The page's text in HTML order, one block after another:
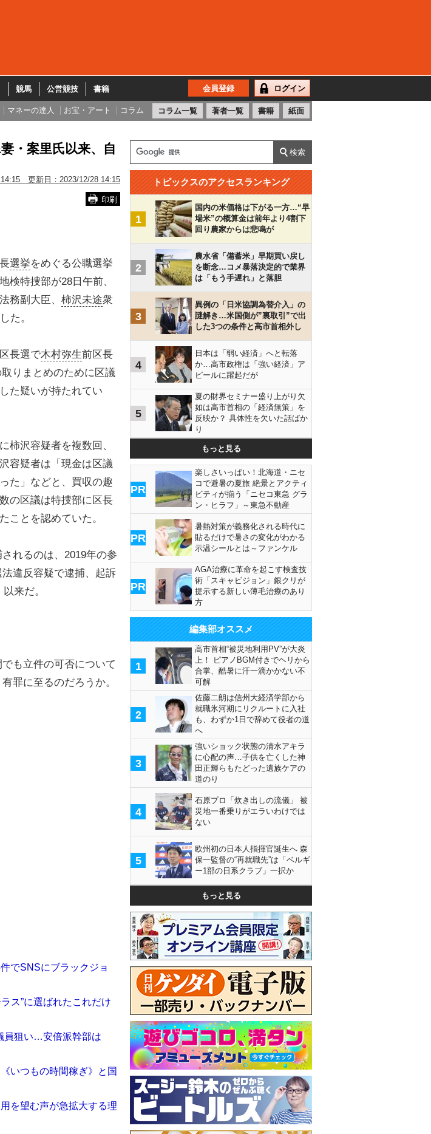
競馬 公営競技 書籍 会員登録 ログイン
マネーの達人 お宝・アート コラム コラム一覧 著者一覧 書籍 紙面
・案里氏以来、自
更新日： 2023/12/28 14:15
印刷
選挙をめぐる公職選挙
検特捜部が28日午前、
務副大臣、 柿沢未途衆
た。
長選で木村弥生前区長
取りまとめのために区議
た疑いが持たれてい
柿沢容疑者を複数回、
容疑者は「現金は区議
た」などと、買収の趣
の区議は特捜部に区長
ことを認めていた。
れるのは、2019年の参
違反容疑で逮捕、起訴
来だ。
も立件の可否について
罪に至るのだろうか。
でSNSにブラックジョ
ス”に選ばれたこれだけ
員狙い…安倍派幹部は
いつもの時間稼ぎ》と国
を望む声が急拡大する理
トピックスのアクセスランキング
1
国内の米価格は下がる一方…“早
場米”の概算金は前年より4割下
回り農家からは悲鳴が
2
農水省「備蓄米」早期買い戻し
を断念…コメ暴落決定的で業界
は「もう手遅れ」と落胆
3
異例の「日米協調為替介入」の
謎解き…米国側が”裏取引”で出
した3つの条件と高市首相外し
4
日本は「弱い経済」へと転落
か…高市政権は「強い経済」ア
ピールに躍起だが
5
夏の財界セミナー盛り上がり欠
如は高市首相の「経済無策」を
反映か？ 具体性を欠いた話ばか
り
もっと見る
PR
楽しさいっぱい！北海道・ニセ
コで避暑の夏旅 絶景とアクティ
ビティが揃う「ニセコ東急 グラ
ン・ヒラフ」～東急不動産
PR
暑熱対策が義務化される時代に
貼るだけで暑さの変化がわかる
示温シールとは～ファンケル
PR
AGA治療に革命を起こす検査技
術「スキャビジョン」銀クリが
提示する新しい薄毛治療のあり
方
編集部オススメ
1
高市首相“被災地利用PV”が大炎
上！ ピアノBGM付きでヘリから
合掌、酷暑に汗一滴かかない不
可解
2
佐藤二朗は信州大経済学部から
就職氷河期にリクルートに入社
も、わずか1日で辞めて役者の道
へ
3
強いショック状態の清水アキラ
に心配の声…子供を亡くした神
田正輝らもたどった遺族ケアの
道のり
4
石原プロ「炊き出しの流儀」 被
災地一番乗りがエラいわけでは
ない
5
欧州初の日本人指揮官誕生へ 森
保一監督の“再就職先”は「ベルギ
ー1部の日系クラブ」一択か
もっと見る